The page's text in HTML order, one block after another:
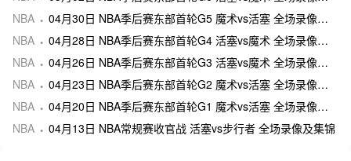
NBA
04月30日 NBA季后赛东部首轮G5 魔术vs活塞 全场录像及集锦
NBA
04月28日 NBA季后赛东部首轮G4 活塞vs魔术 全场录像及集锦
NBA
04月26日 NBA季后赛东部首轮G3 活塞vs魔术 全场录像及集锦
NBA
04月23日 NBA季后赛东部首轮G2 魔术vs活塞 全场录像及集锦
NBA
04月20日 NBA季后赛东部首轮G1 魔术vs活塞 全场录像及集锦
NBA
04月13日 NBA常规赛收官战 活塞vs步行者 全场录像及集锦